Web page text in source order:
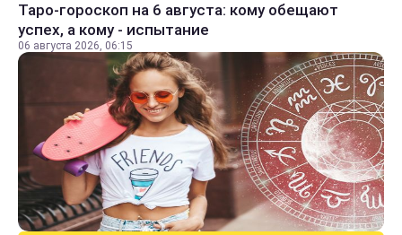
Таро-гороскоп на 6 августа: кому обещают
успех, а кому - испытание
06 августа 2026, 06:15